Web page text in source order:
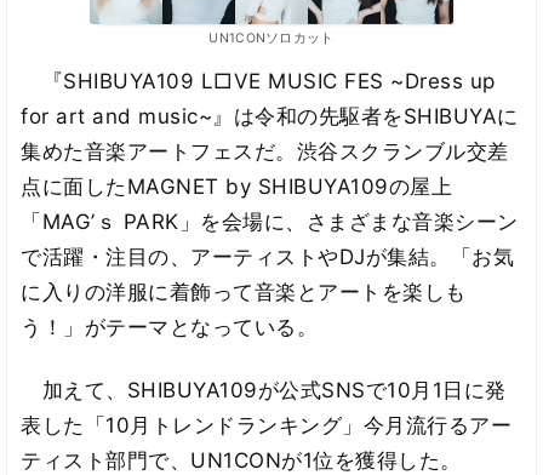
UN1CONソロカット
『SHIBUYA109 L□VE MUSIC FES ~Dress up
for art and music~』は令和の先駆者をSHIBUYAに
集めた音楽アートフェスだ。渋谷スクランブル交差
点に面したMAGNET by SHIBUYA109の屋上
「MAG’ｓ PARK」を会場に、さまざまな音楽シーン
で活躍・注目の、アーティストやDJが集結。「お気
に入りの洋服に着飾って音楽とアートを楽しも
う！」がテーマとなっている。
加えて、SHIBUYA109が公式SNSで10月1日に発
表した「10月トレンドランキング」今月流行るアー
ティスト部門で、UN1CONが1位を獲得した。